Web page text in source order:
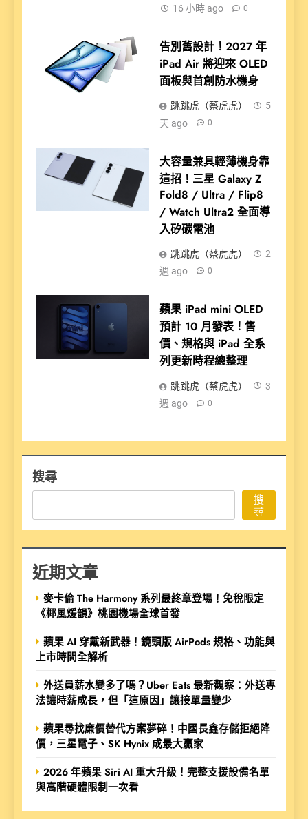
16 小時 ago 0
告別舊設計！2027 年
iPad Air 將迎來 OLED
面板與首創防水機身
跳跳虎（蔡虎虎）
5
天 ago
0
大容量兼具輕薄機身靠
這招！三星 Galaxy Z
Fold8 / Ultra / Flip8
/ Watch Ultra2 全面導
入矽碳電池
跳跳虎（蔡虎虎）
2
週 ago
0
蘋果 iPad mini OLED
預計 10 月發表！售
價、規格與 iPad 全系
列更新時程總整理
跳跳虎（蔡虎虎）
3
週 ago
0
搜尋
搜
尋
近期文章
麥卡倫 The Harmony 系列最終章登場！免稅限定
《椰風煖韻》桃園機場全球首發
蘋果 AI 穿戴新武器！鏡頭版 AirPods 規格、功能與
上市時間全解析
外送員薪水變多了嗎？Uber Eats 最新觀察：外送專
法讓時薪成長，但「這原因」讓接單量變少
蘋果尋找廉價替代方案夢碎！中國長鑫存儲拒絕降
價，三星電子、SK Hynix 成最大贏家
2026 年蘋果 Siri AI 重大升級！完整支援設備名單
與高階硬體限制一次看